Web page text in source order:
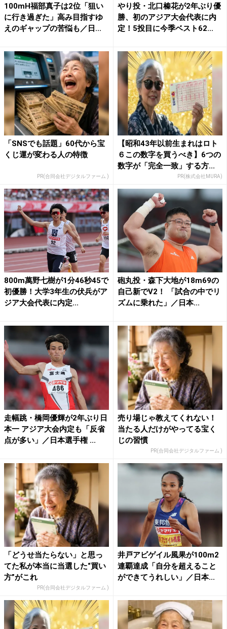
100mH福部真子は2位「狙い
に行き過ぎた」高み目指すゆ
えのギャップの苦悩も／日...
やり投・北口榛花が2年ぶり優
勝、初のアジア大会代表に内
定！5投目に今季ベスト62...
「SNSでも話題」60代から宝
くじ運が変わる人の特徴
PR(合同会社デジタルファーム )
【昭和43年以前生まれはロト
６この数字を買うべき】6つの
数字が「完全一致」する方...
PR(株式会社MURA)
800m萬野七樹が1分46秒45で
初優勝！大学3年生の伏兵がア
ジア大会代表に内定...
砲丸投・森下大地が18m69の
自己新でV2！ 「試合の中でリ
ズムに乗れた」／日本...
走幅跳・橋岡優輝が2年ぶり日
本一 アジア大会内定も「反省
点が多い」／日本選手権 ...
売り場じゃ教えてくれない！
当たる人だけがやってる宝く
じの習慣
PR(合同会社デジタルファーム )
「どうせ当たらない」と思っ
てた私が本当に当選した“買い
方”がこれ
PR(合同会社デジタルファーム )
井戸アビゲイル風果が100m2
連覇達成「自分を超えること
ができてうれしい」／日本...